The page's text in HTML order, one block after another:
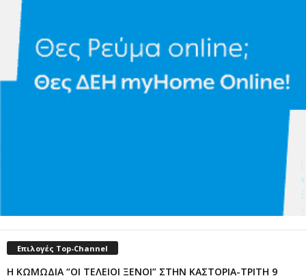
Επιλογές Top-Channel
Η ΚΩΜΩΔΙΑ “ΟΙ ΤΕΛΕΙΟΙ ΞΕΝΟΙ” ΣΤΗΝ ΚΑΣΤΟΡΙΑ-ΤΡΙΤΗ 9